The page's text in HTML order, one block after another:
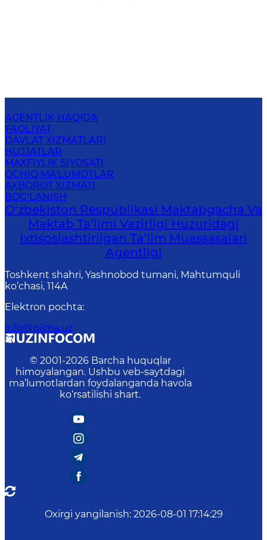
AGENTLIK HAQIDA
FAOLIYAT
DAVLAT XIZMATLARI
HUJJATLAR
MAXFIYLIK SIYOSATI
OCHIQ MA'LUMOTLAR
AXBOROT XIZMATI
BOG‘LANISH
O‘zbekiston Respublikasi Maktabgacha Va
Maktab Ta’limi Vazirligi Huzuridagi
Ixtisoslashtirilgan Ta’lim Muassasalari
Agentligi
Toshkent shahri, Yashnobod tumani, Mahtumquli
ko‘chasi, 114A
Elektron pochta:
info@piima.uz
© 2001-2026 Barcha huquqlar
himoyalangan. Ushbu veb-saytdagi
ma’lumotlardan foydalanganda havola
ko‘rsatilishi shart.
Oxirgi yangilanish: 2026-08-01 17:14:29